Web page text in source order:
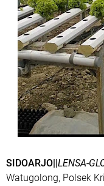
SIDOARJO||LENSA-
Watugolong, Polsek